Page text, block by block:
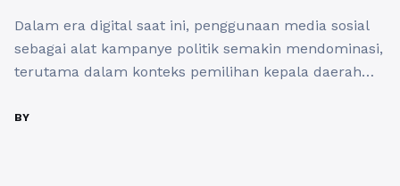
Dalam era digital saat ini, penggunaan media sosial
sebagai alat kampanye politik semakin mendominasi,
terutama dalam konteks pemilihan kepala daerah
mencolok adalah munculnya buzzer pilkada di
BY